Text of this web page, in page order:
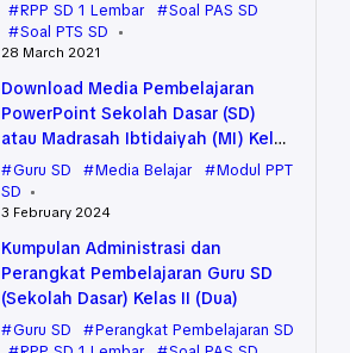
RPP SD 1 Lembar
Soal PAS SD
Soal PTS SD
28 March 2021
Download Media Pembelajaran
PowerPoint Sekolah Dasar (SD)
atau Madrasah Ibtidaiyah (MI) Kelas
VI (Enam) Semua Tema
Guru SD Media Belajar
Modul PPT
SD
3 February 2024
Kumpulan Administrasi dan
Perangkat Pembelajaran Guru SD
(Sekolah Dasar) Kelas II (Dua)
Guru SD
Perangkat Pembelajaran SD